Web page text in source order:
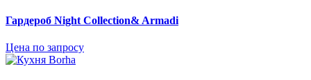
Гардероб Night Collection& Armadi
Цена по запросу